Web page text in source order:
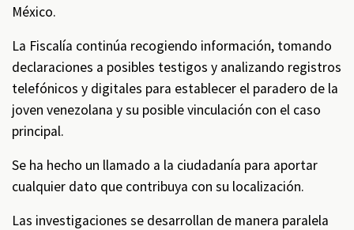
México.
La Fiscalía continúa recogiendo información, tomando
declaraciones a posibles testigos y analizando registros
telefónicos y digitales para establecer el paradero de la
joven venezolana y su posible vinculación con el caso
principal.
Se ha hecho un llamado a la ciudadanía para aportar
cualquier dato que contribuya con su localización.
Las investigaciones se desarrollan de manera paralela